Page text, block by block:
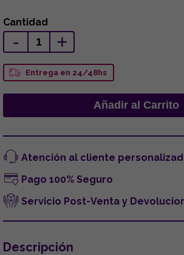
Cantidad
- +
Entrega en 24/48hs
Atención al cliente
Pago 100% Seguro
Servicio Post-Venta y
Descripción